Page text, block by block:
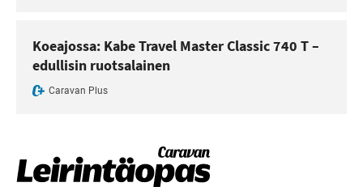
Koeajossa: Kabe Travel Master Classic 740 T –
edullisin ruotsalainen
Caravan Plus